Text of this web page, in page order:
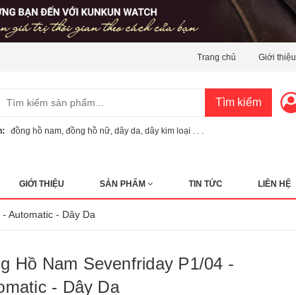
Trang chủ Giới thiệu
Tìm kiếm
đồng hồ nam đồng hồ nữ dây da dây kim loại . . .
GIỚI THIỆU SẢN PHẨM TIN TỨC LIÊN HỆ
Automatic - Dây Da
Hồ Nam Sevenfriday P1/04 -
- Dây Da